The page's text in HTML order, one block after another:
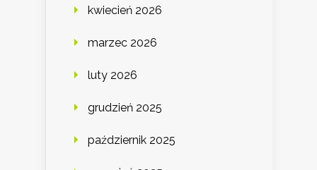
kwiecień 2026
marzec 2026
luty 2026
grudzień 2025
październik 2025